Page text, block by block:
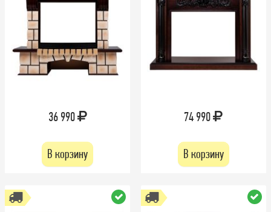
36 990
В корзину
74 990
В корзину